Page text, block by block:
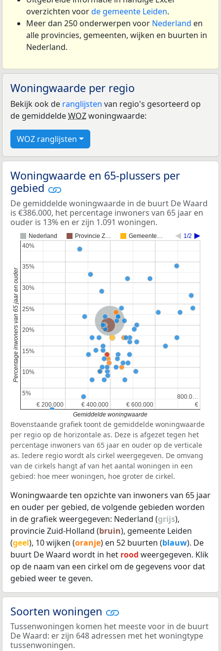
overzichten voorde gemeente Leiden.
Meer dan 250 onderwerpen voor Nederland en
alle provincies, gemeenten, wijken en buurten in
Nederland.
Woningwaarde per regio
Bekijk ook de ranglijsten van regio's gesorteerd op
de gemiddeldeWOZwoningwaarde:
WOZ ranglijsten
Woningwaarde en 65-plussers per
gebied
De gemiddelde woningwaarde in de buurt De Waard
is €386.000, het percentage inwoners van 65 jaar en
ouder is 13% en er zijn 1.091 woningen.
Nederland Provincie Z… Gemeente… 1/2
Nederland
Provincie Zuid-Holland
€ 200.000
€ 200.000 € 400.000
€ 400.000 € 600.000
€ 600.000 €
€
800.0…
800.0…
5%
5%
10%
10%
15%
15%
20%
20%
25%
25%
30%
30%
35%
35%
40%
40%
Gemiddelde woningwaarde
Percentage inwoners van 65 jaar en ouder
Bovenstaande grafiek toont de gemiddelde woningwaarde
per regio op de horizontale as. Deze is afgezet tegen het
percentage inwoners van 65 jaar en ouder op de verticale
as. Iedere regio wordt als cirkel weergegeven. De omvang
van de cirkels hangt af van het aantal woningen in een
gebied: hoe meer woningen, hoe groter de cirkel.
Woningwaarde ten opzichte van inwoners van 65 jaar
en ouder per gebied, de volgende gebieden worden
in de grafiek weergegeven: Nederland (grijs),
provincie Zuid-Holland (bruin), gemeente Leiden
(geel), 10 wijken (oranje) en 52 buurten (blauw). De
buurt De Waard wordt in het rood weergegeven. Klik
op de naam van een cirkel om de gegevens voor dat
gebied weer te geven.
Soorten woningen
Tussenwoningen komen het meeste voor in de buurt
De Waard: er zijn 648 adressen met het woningtype
tussenwoningen.